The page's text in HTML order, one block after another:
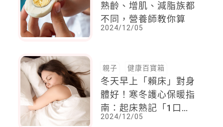
熟齡、增肌、減脂族都
不同，營養師教你算
2024/12/05
親子 健康百寶箱
冬天早上「賴床」對身
體好！寒冬護心保暖指
南：起床熟記「1口
訣」
2024/12/05